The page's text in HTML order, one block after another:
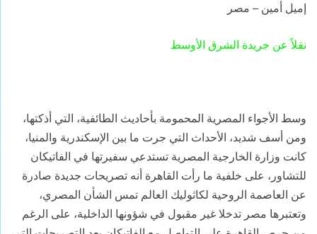
إميل أمين – مصر
نقلاً عن جريدة الشرق الأوسط
وسط الأجواء المصرية المحمومة بأحاديث الطائفية، التي أذكتها،
ومن أسف شديد، الأحداث التي جرت ما بين الإسكندرية والمنيا،
كانت وزارة الخارجية المصرية تستدعي سفيرتها في الفاتيكان
للتشاور، على خلفية ما رأت القاهرة أنه تصريحات جديدة صادرة
عن العاصمة الروحية لكاثوليك العالم تمس الشأن المصري،
وتعتبرها مصر تدخلا غير مقبول في شؤونها الداخلية، على الرغم